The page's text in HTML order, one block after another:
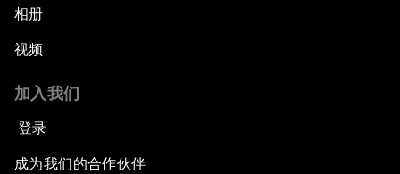
相册
视频
加入我们
登录
成为我们的合作伙伴